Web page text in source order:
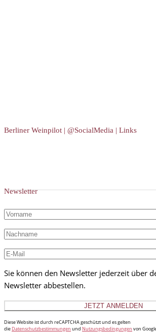
Berliner Weinpilot | @SocialMedia | Links
Newsletter
Sie können den Newsletter jederzeit über
Newsletter abbestellen.
Diese Website ist durch reCAPTCHA geschützt und es gelten
die Datenschutzbestimmungen und Nutzungsbedingungen von